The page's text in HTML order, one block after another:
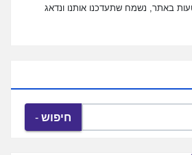
באתר, נשמח שתעדכנו אותנו ונדאג
חיפוש